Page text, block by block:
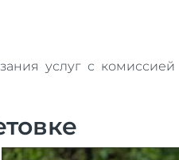
услуг с